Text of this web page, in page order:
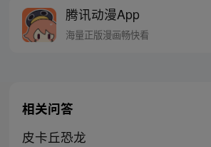
担任讨伐怪兽工作的日本
称作“怪兽8号”。
腾讯动漫App
海量正版漫画畅快看
相关问答
皮卡丘恐龙